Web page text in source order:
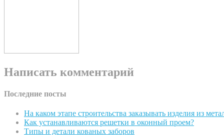
Написать комментарий
Последние посты
На каком этапе строительства заказывать изделия из
Как устанавливаются решетки в оконный проем?
Типы и детали кованых заборов